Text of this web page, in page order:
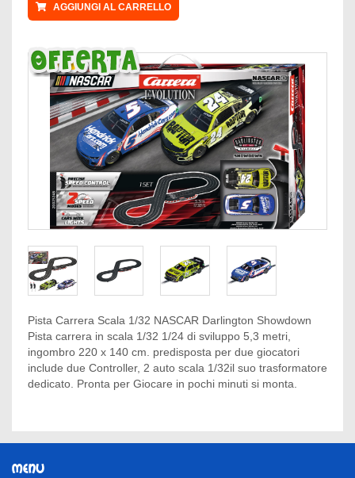
AGGIUNGI AL CARRELLO
Pista Carrera Scala 1/32 NASCAR Darlington Showdown
Pista carrera in scala 1/32 1/24 di sviluppo 5,3 metri,
ingombro 220 x 140 cm. predisposta per due giocatori
include due Controller, 2 auto scala 1/32il suo trasformatore
dedicato. Pronta per Giocare in pochi minuti si monta.
MENU